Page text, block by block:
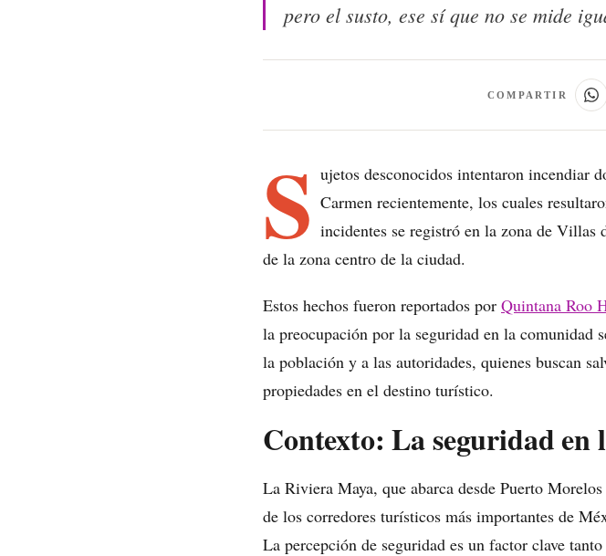
pero el susto, ese sí que no se mide
COMPARTIR
S ujetos desconocidos intentaron incendiar
Carmen recientemente, los cuales
incidentes se registró en la zona de
de la zona centro de la ciudad.
Estos hechos fueron reportados por Quintana Roo
la preocupación por la seguridad en la comunidad
la población y a las autoridades, quienes buscan
propiedades en el destino turístico.
Contexto: La seguridad en
La Riviera Maya, que abarca desde Puerto
de los corredores turísticos más importantes de
La percepción de seguridad es un factor clave